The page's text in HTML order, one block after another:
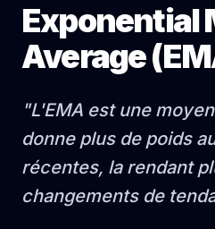
Exponential
Average
"L'EMA est une
donne plus de poids
récentes, la rendant
changements de